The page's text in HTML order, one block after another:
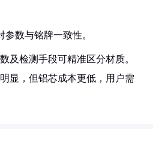
数与铭牌一致性。
及检测手段可精准区分材质。
显，但铝芯成本更低，用户需